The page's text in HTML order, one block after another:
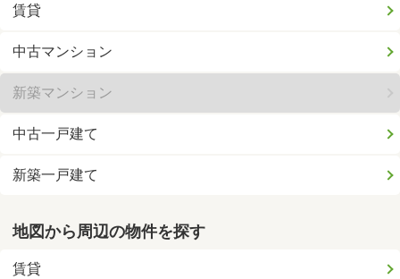
賃貸
中古マンション
新築マンション
中古一戸建て
新築一戸建て
地図から周辺の物件を探す
賃貸